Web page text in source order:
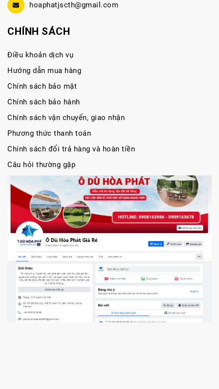
hoaphatjscth@gmail.com
CHÍNH SÁCH
Điều khoản dịch vụ
Hướng dẫn mua hàng
Chính sách bảo mật
Chính sách bảo hành
Chính sách vận chuyển, giao nhận
Phương thức thanh toán
Chính sách đổi trả hàng và hoàn tiền
Câu hỏi thường gặp